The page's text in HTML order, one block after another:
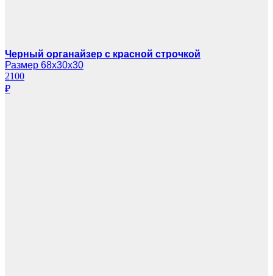
Черный органайзер с красной строчкой
Размер 68х30х30
2100
₽